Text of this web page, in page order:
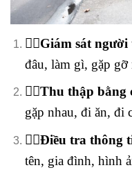
🕵️‍♂️Giám sát người
đâu, làm gì, gặp gỡ
🕵️‍♂️Thu thập bằng
gặp nhau, đi ăn, đi
🕵️‍♂️Điều tra thông
tên, gia đình, hình